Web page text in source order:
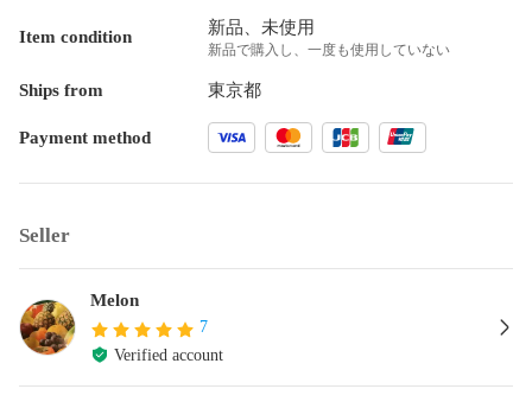
Item condition 新品、未使用
新品で購入し、一度も使用していない
Ships from 東京都
Payment method
Seller
Melon
7
Verified account